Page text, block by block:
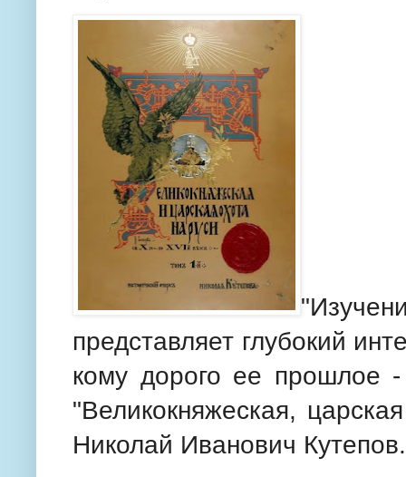
представляет глубокий
кому дорого ее прошлое -
"Великокняжеская,
Николай Иванович Кутепов.